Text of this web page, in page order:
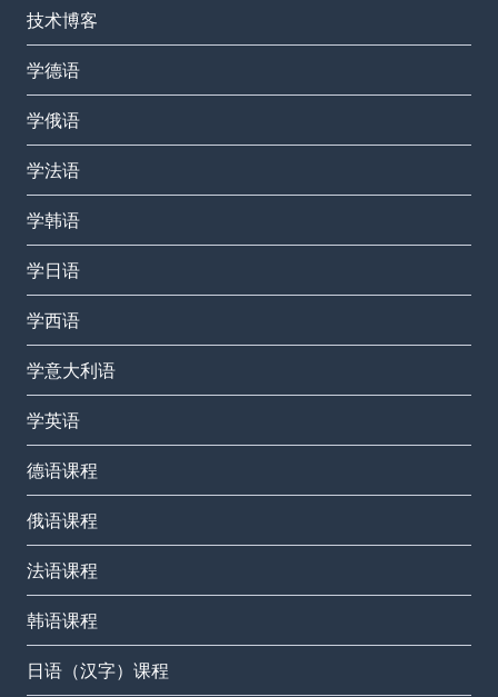
技术博客
学德语
学俄语
学法语
学韩语
学日语
学西语
学意大利语
学英语
德语课程
俄语课程
法语课程
韩语课程
日语（汉字）课程